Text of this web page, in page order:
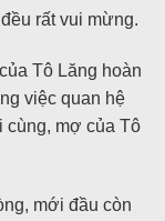
rất vui mừng.
Tô Lăng hoàn
việc quan hệ
cùng, mợ của Tô
mới đầu còn